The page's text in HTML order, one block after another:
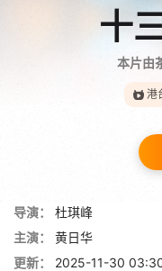
十
本片由
港
导演：
杜琪峰
主演：
黄日华
更新：
2025-11-30